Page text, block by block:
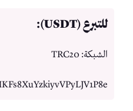
للتبرع (USDT):
الشبكة: TRC20